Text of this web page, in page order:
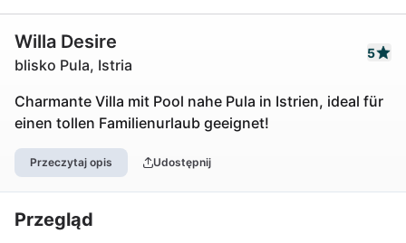
Willa Desire
blisko Pula, Istria
5
Charmante Villa mit Pool nahe Pula in Istrien, ideal für
einen tollen Familienurlaub geeignet!
Przeczytaj opis Udostępnij
Przegląd